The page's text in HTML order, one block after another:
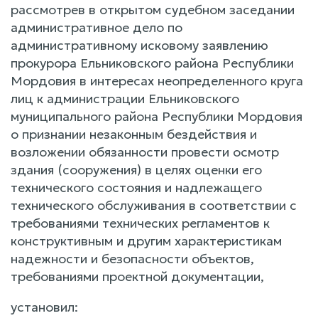
рассмотрев в открытом судебном заседании
административное дело по
административному исковому заявлению
прокурора Ельниковского района Республики
Мордовия в интересах неопределенного круга
лиц к администрации Ельниковского
муниципального района Республики Мордовия
о признании незаконным бездействия и
возложении обязанности провести осмотр
здания (сооружения) в целях оценки его
технического состояния и надлежащего
технического обслуживания в соответствии с
требованиями технических регламентов к
конструктивным и другим характеристикам
надежности и безопасности объектов,
требованиями проектной документации,
установил: